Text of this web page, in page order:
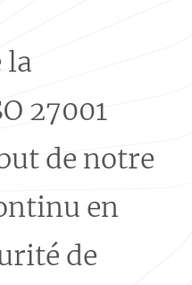
la
27001
de notre
en
de